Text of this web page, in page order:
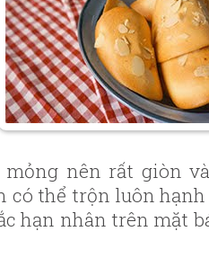
mỏng nên rất giòn
có thể trộn luôn
hạn nhân trên mặt